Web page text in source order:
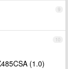
9
10
(1.0)